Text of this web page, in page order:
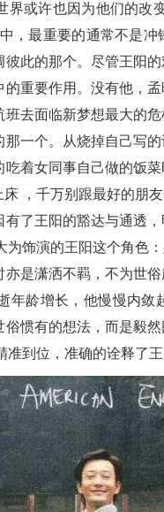
界或许也因为他们的改
，最重要的通常不是
此的那个。尽管王阳
重要作用。没有他，
去面临新梦想最大的
一个。从烧掉自己写
着女同事自己做的饭
，千万别跟最好的朋
了王阳的豁达与通透
为饰演的王阳这个角色
是潇洒不羁，不为世
年龄增长，他慢慢内
惯有的想法，而是毅
准到位，准确的诠释了